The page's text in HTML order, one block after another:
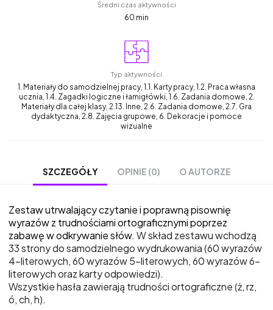
Średni czas aktywności
60 min
Typ aktywności
1. Materiały do samodzielnej pracy, 1.1. Karty pracy, 1.2. Praca własna
ucznia, 1.4. Zagadki logiczne i łamigłówki, 1.6. Zadania domowe, 2.
Materiały dla całej klasy, 2.13. Inne, 2.6. Zadania domowe, 2.7. Gra
dydaktyczna, 2.8. Zajęcia grupowe, 6. Dekoracje i pomoce
wizualne
SZCZEGÓŁY OPINIE (0) O AUTORZE
Zestaw utrwalający czytanie i poprawną pisownię
wyrazów z trudnościami ortograficznymi poprzez
zabawę w odkrywanie słów. W skład zestawu wchodzą
33 strony do samodzielnego wydrukowania (60 wyrazów
4-literowych, 60 wyrazów 5-literowych, 60 wyrazów 6-
literowych oraz karty odpowiedzi).
Wszystkie hasła zawierają trudności ortograficzne (ż, rz,
ó, ch, h).